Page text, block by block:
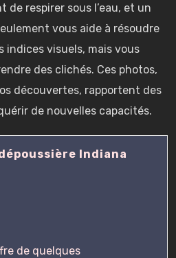
de respirer sous l’eau, et un
vous aide à résoudre
indices visuels, mais vous
des clichés. Ces photos,
découvertes, rapportent des
de nouvelles capacités.
Indiana
de quelques